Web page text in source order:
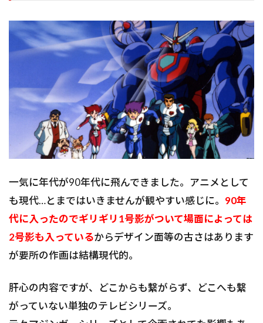
一気に年代が90年代に飛んできました。アニメとして
も現代…とまではいきませんが観やすい感じに。 90年
代に入ったのでギリギリ1号影がついて場面によっては
2号影も入っているからデザイン面等の古さはあります
が要所の作画は結構現代的。
肝心の内容ですが、どこからも繋がらず、どこへも繋
がっていない単独のテレビシリーズ。